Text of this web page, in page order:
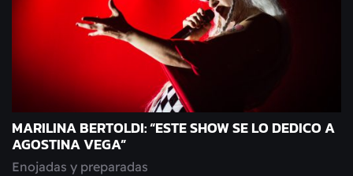
MARILINA BERTOLDI: “ESTE SHOW SE LO DEDICO A
AGOSTINA VEGA”
Enojadas y preparadas